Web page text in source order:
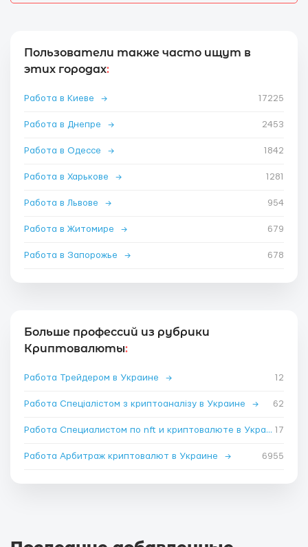
Пользователи также часто ищут в
этих городах:
Работа в Киеве → 17225
Работа в Днепре → 2453
Работа в Одессе → 1842
Работа в Харькове → 1281
Работа в Львове → 954
Работа в Житомире → 679
Работа в Запорожье → 678
Больше профессий из рубрики
Криптовалюты:
Работа Трейдером в Украине → 12
Работа Спеціалістом з криптоаналізу в Украине → 62
Работа Специалистом по nft и криптовалюте в Украине 17
Работа Арбитраж криптовалют в Украине → 6955